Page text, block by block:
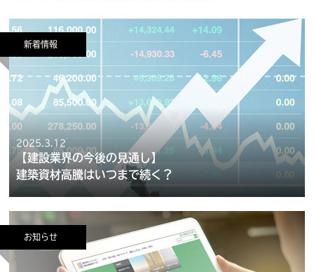
2025.3.12
【建設業界の今後の見通し】
建築資材高騰はいつまで続く？
新着情報
お知らせ